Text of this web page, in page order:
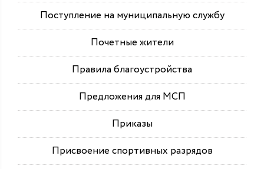
Поступление на муниципальную службу
Почетные жители
Правила благоустройства
Предложения для МСП
Приказы
Присвоение спортивных разрядов